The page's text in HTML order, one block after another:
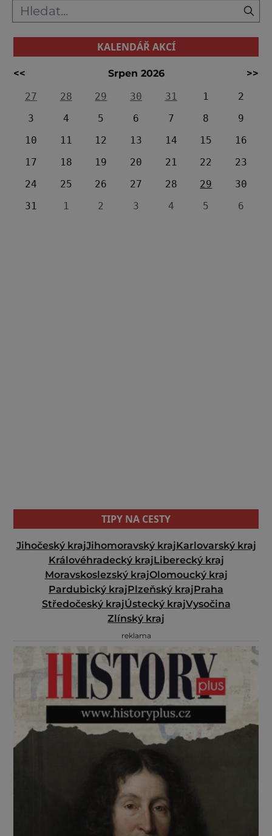
KALENDÁŘ AKCÍ
<< Srpen 2026
>>
27
28 29 30 31 1
2
3
4 5 6 7 8
9
10
11 12 13 14 15
16
17
18 19 20 21 22
23
24
25 26 27 28 29
30
31
1 2 3 4 5 6
TIPY NA CESTY
Jihočeský krajJihomoravský krajKarlovarský kraj
Královéhradecký krajLiberecký kraj
Moravskoslezský krajOlomoucký kraj
Pardubický krajPlzeňský krajPraha
Středočeský krajÚstecký krajVysočina
Zlínský kraj
reklama